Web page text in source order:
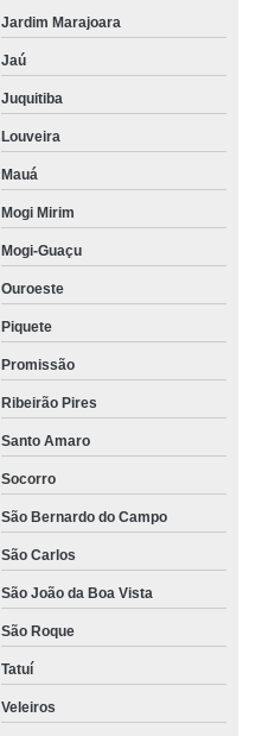
Jardim Marajoara
Jaú
Juquitiba
Louveira
Mauá
Mogi Mirim
Mogi-Guaçu
Ouroeste
Piquete
Promissão
Ribeirão Pires
Santo Amaro
Socorro
São Bernardo do Campo
São Carlos
São João da Boa Vista
São Roque
Tatuí
Veleiros